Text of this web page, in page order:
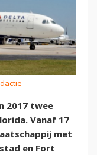
2017 twee
Vanaf 17
met
en Fort